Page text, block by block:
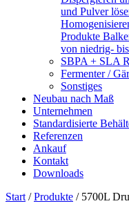
und Pulver
Produkte
von niedrig-
SBPA + SLA
Fermenter /
Sonstiges
Neubau nach Maß
Unternehmen
Standardisierte
Referenzen
Ankauf
Kontakt
Downloads
Start /Produkte / 5700L